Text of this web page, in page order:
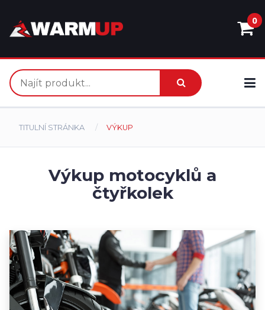
0
TITULNÍ STRÁNKA VÝKUP
Výkup motocyklů a
čtyřkolek